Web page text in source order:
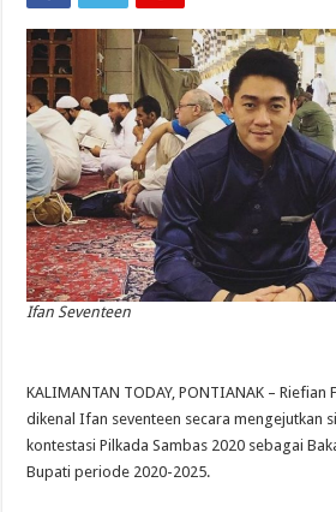
Ifan Seventeen
KALIMANTAN TODAY, PONTIANAK – Riefian
dikenal Ifan seventeen secara mengejutkan
kontestasi Pilkada Sambas 2020 sebagai
Bupati periode 2020-2025.